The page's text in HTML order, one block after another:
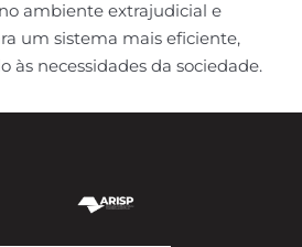
ambiente extrajudicial e
um sistema mais eficiente,
às necessidades da sociedade.